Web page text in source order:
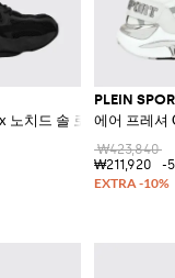
노치드 솔 로우탑 메쉬 스
PLEIN
에어 프레셔
₩423,840
₩211,920
-